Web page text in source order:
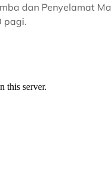
dan Penyelamat
pagi.